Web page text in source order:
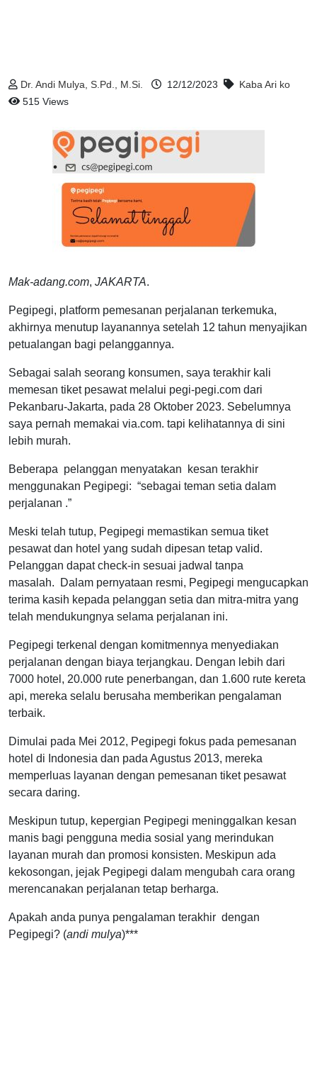
Dr. Andi Mulya, S.Pd., M.Si. 12/12/2023
Kaba Ari ko
515 Views
Mak-adang.com, JAKARTA.
Pegipegi, platform pemesanan perjalanan terkemuka,
akhirnya menutup layanannya setelah 12 tahun menyajikan
petualangan bagi pelanggannya.
Sebagai salah seorang konsumen, saya terakhir kali
memesan tiket pesawat melalui pegi-pegi.com dari
Pekanbaru-Jakarta, pada 28 Oktober 2023. Sebelumnya
saya pernah memakai via.com. tapi kelihatannya di sini
lebih murah.
Beberapa pelanggan menyatakan kesan terakhir
menggunakan Pegipegi: “sebagai teman setia dalam
perjalanan .”
Meski telah tutup, Pegipegi memastikan semua tiket
pesawat dan hotel yang sudah dipesan tetap valid.
Pelanggan dapat check-in sesuai jadwal tanpa
masalah. Dalam pernyataan resmi, Pegipegi mengucapkan
terima kasih kepada pelanggan setia dan mitra-mitra yang
telah mendukungnya selama perjalanan ini.
Pegipegi terkenal dengan komitmennya menyediakan
perjalanan dengan biaya terjangkau. Dengan lebih dari
7000 hotel, 20.000 rute penerbangan, dan 1.600 rute kereta
api, mereka selalu berusaha memberikan pengalaman
terbaik.
Dimulai pada Mei 2012, Pegipegi fokus pada pemesanan
hotel di Indonesia dan pada Agustus 2013, mereka
memperluas layanan dengan pemesanan tiket pesawat
secara daring.
Meskipun tutup, kepergian Pegipegi meninggalkan kesan
manis bagi pengguna media sosial yang merindukan
layanan murah dan promosi konsisten. Meskipun ada
kekosongan, jejak Pegipegi dalam mengubah cara orang
merencanakan perjalanan tetap berharga.
Apakah anda punya pengalaman terakhir dengan
Pegipegi? (andi mulya)***